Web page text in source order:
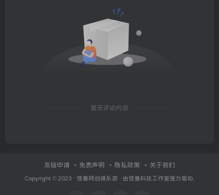
暂无评论内容
友链申请 免责声明 隐私政策 关于我们
Copyright © 2023 · 怪兽网创俱乐部 · 由怪兽科技工作室强力驱动.